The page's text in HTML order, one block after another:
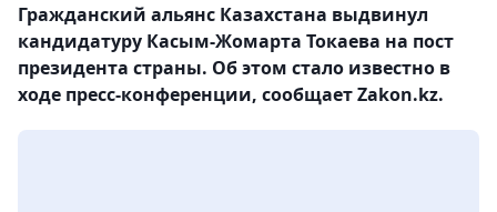
Гражданский альянс Казахстана выдвинул
кандидатуру Касым-Жомарта Токаева на пост
президента страны. Об этом стало известно в
ходе пресс-конференции, сообщает Zakon.kz.